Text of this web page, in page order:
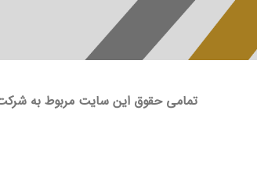
تمامی حقوق این سایت مربوط به